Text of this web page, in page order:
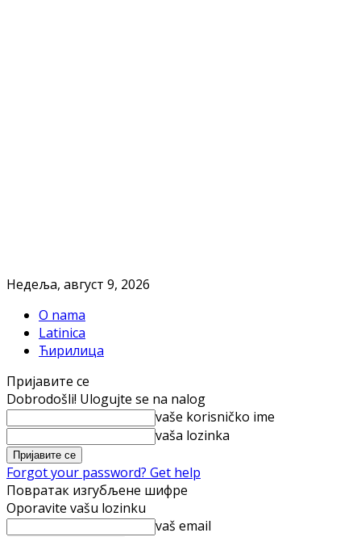
Недеља, август 9, 2026
O nama
Latinica
Ћирилица
Пријавите се
Dobrodošli! Ulogujte se na nalog
vaše korisničko ime
vaša lozinka
Forgot your password? Get help
Повратак изгубљене шифре
Oporavite vašu lozinku
vaš email